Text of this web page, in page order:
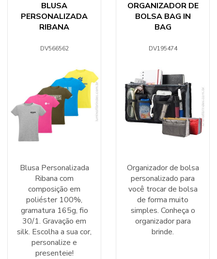
BLUSA
PERSONALIZADA
RIBANA
DV566562
Blusa Personalizada
Ribana com
composição em
poliéster 100%,
gramatura 165g, fio
30/1. Gravação em
silk. Escolha a sua cor,
personalize e
presenteie!
ORGANIZADOR DE
BOLSA BAG IN
BAG
DV195474
Organizador de bolsa
personalizado para
você trocar de bolsa
de forma muito
simples. Conheça o
organizador para
brinde.